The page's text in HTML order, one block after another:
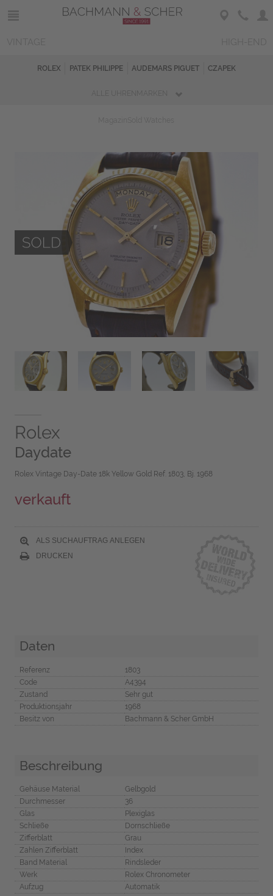
ROLEX PATEK PHILIPPE AUDEMARS PIGUET CZAPEK
Rolex
Daydate
Rolex Vintage Day-Date 18k Yellow Gold Ref. 1803, Bj. 1968
verkauft
ALS SUCHAUFTRAG ANLEGEN
DRUCKEN
Daten
Referenz
1803
Code
A4394
Zustand
Sehr gut
Produktionsjahr
1968
Besitz von
Bachmann & Scher GmbH
Beschreibung
Gehäuse Material
Gelbgold
Durchmesser
36
Glas
Plexiglas
Schließe
Dornschließe
Zifferblatt
Grau
Zahlen Zifferblatt
Index
Band Material
Rindsleder
Werk
Rolex Chronometer
Aufzug
Automatik